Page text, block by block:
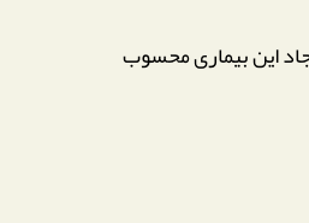
این بیماری محسوب